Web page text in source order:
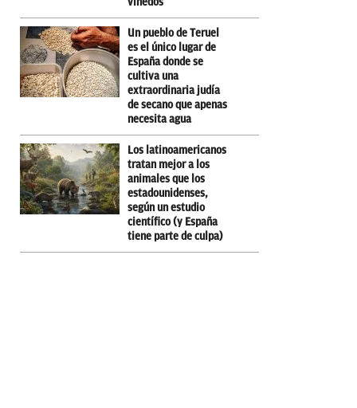
Un pueblo de Teruel
es el único lugar de
España donde se
cultiva una
extraordinaria judía
de secano que apenas
necesita agua
Los latinoamericanos
tratan mejor a los
animales que los
estadounidenses,
según un estudio
científico (y España
tiene parte de culpa)